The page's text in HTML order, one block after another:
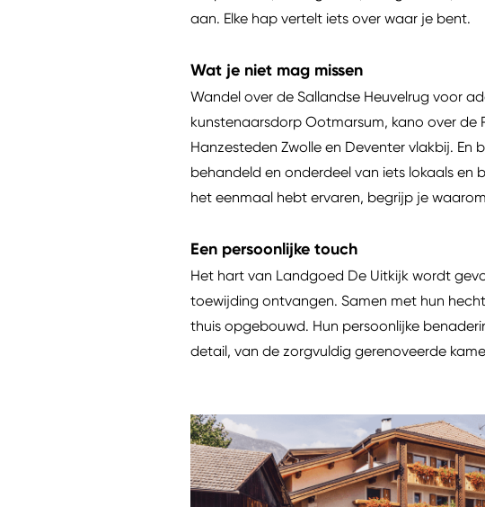
aan. Elke hap vertelt iets over waar je bent.
Wat je niet mag missen
Wandel over de Sallandse Heuvelrug voor
kunstenaarsdorp Ootmarsum, kano over de
Hanzesteden Zwolle en Deventer vlakbij.
behandeld en onderdeel van iets lokaals en
het eenmaal hebt ervaren, begrijp je
Een persoonlijke touch
Het hart van Landgoed De Uitkijk wordt
toewijding ontvangen. Samen met hun
thuis opgebouwd. Hun persoonlijke
detail, van de zorgvuldig gerenoveerde